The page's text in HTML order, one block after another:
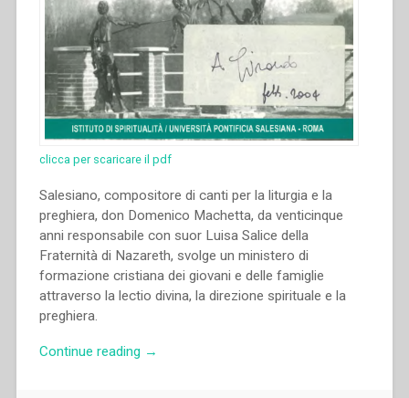
clicca per scaricare il pdf
Salesiano, compositore di canti per la liturgia e la
preghiera, don Domenico Machetta, da venticinque
anni responsabile con suor Luisa Salice della
Fraternità di Nazareth, svolge un ministero di
formazione cristiana dei giovani e delle famiglie
attraverso la lectio divina, la direzione spirituale e la
preghiera.
Continue reading “Domenico
→